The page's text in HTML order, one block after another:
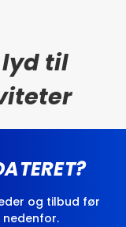
til
og tilbud før
nedenfor.